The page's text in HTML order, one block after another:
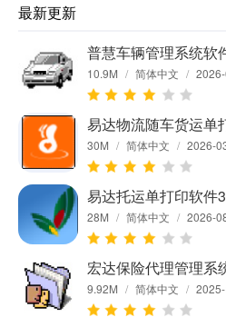
最新更新
普慧车辆管理系统软
10.9M / 简体中文 /
30M / 简体中文 / 2026-
易达托运单打印软件
28M / 简体中文 / 2026-
宏达保险代理管理系
9.92M / 简体中文 /